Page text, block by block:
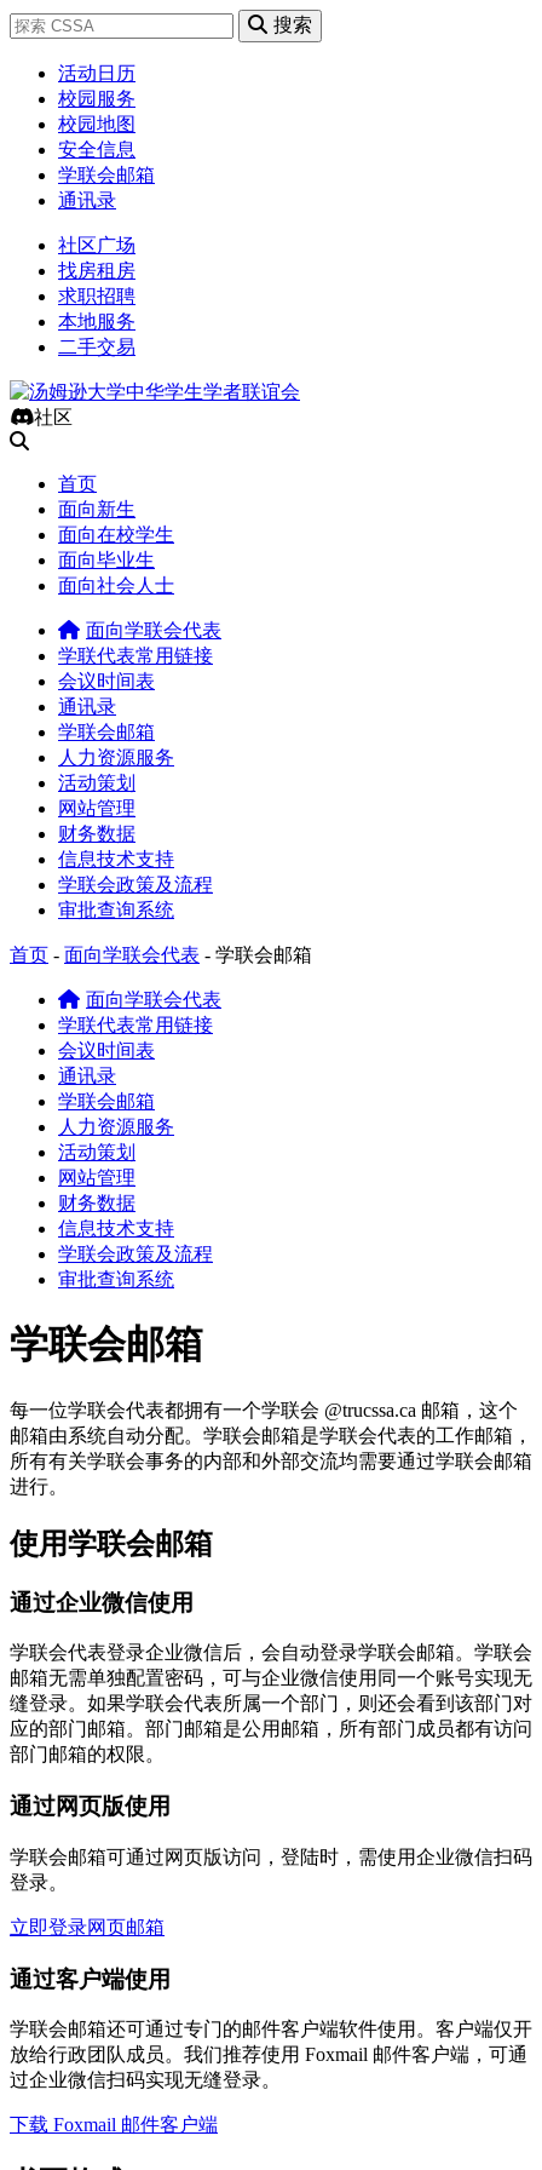
搜索
活动日历
校园服务
校园地图
安全信息
学联会邮箱
通讯录
社区广场
找房租房
求职招聘
本地服务
二手交易
社区
首页
面向新生
面向在校学生
面向毕业生
面向社会人士
面向学联会代表
学联代表常用链接
会议时间表
通讯录
学联会邮箱
人力资源服务
活动策划
网站管理
财务数据
信息技术支持
学联会政策及流程
审批查询系统
首页 - 面向学联会代表 - 学联会邮箱
面向学联会代表
学联代表常用链接
会议时间表
通讯录
学联会邮箱
人力资源服务
活动策划
网站管理
财务数据
信息技术支持
学联会政策及流程
审批查询系统
学联会邮箱
每一位学联会代表都拥有一个学联会 @trucssa.ca 邮箱，这个
邮箱由系统自动分配。学联会邮箱是学联会代表的工作邮箱，
所有有关学联会事务的内部和外部交流均需要通过学联会邮箱
进行。
使用学联会邮箱
通过企业微信使用
学联会代表登录企业微信后，会自动登录学联会邮箱。学联会
邮箱无需单独配置密码，可与企业微信使用同一个账号实现无
缝登录。如果学联会代表所属一个部门，则还会看到该部门对
应的部门邮箱。部门邮箱是公用邮箱，所有部门成员都有访问
部门邮箱的权限。
通过网页版使用
学联会邮箱可通过网页版访问，登陆时，需使用企业微信扫码
登录。
立即登录网页邮箱
通过客户端使用
学联会邮箱还可通过专门的邮件客户端软件使用。客户端仅开
放给行政团队成员。我们推荐使用 Foxmail 邮件客户端，可通
过企业微信扫码实现无缝登录。
下载 Foxmail 邮件客户端